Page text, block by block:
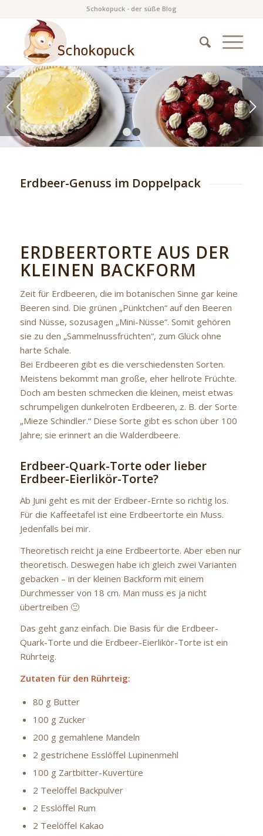
Schokopuck - der süße Blog
Weiter
1 2
Erdbeer-Genuss im Doppelpack
ERDBEERTORTE AUS DER
KLEINEN BACKFORM
Zeit für Erdbeeren, die im botanischen Sinne gar keine
Beeren sind. Die grünen „Pünktchen“ auf den Beeren
sind Nüsse, sozusagen „Mini-Nüsse“. Somit gehören
sie zu den „Sammelnussfrüchten“, zum Glück ohne
harte Schale.
Bei Erdbeeren gibt es die verschiedensten Sorten.
Meistens bekommt man große, eher hellrote Früchte.
Doch am besten schmecken die kleinen, meist etwas
schrumpeligen dunkelroten Erdbeeren, z. B. der Sorte
„Mieze Schindler.“ Diese Sorte gibt es schon über 100
Jahre; sie erinnert an die Walderdbeere.
Erdbeer-Quark-Torte oder lieber
Erdbeer-Eierlikör-Torte?
Ab Juni geht es mit der Erdbeer-Ernte so richtig los.
Für die Kaffeetafel ist eine Erdbeertorte ein Muss.
Jedenfalls bei mir.
Theoretisch reicht ja eine Erdbeertorte. Aber eben nur
theoretisch. Deswegen habe ich gleich zwei Varianten
gebacken – in der kleinen Backform mit einem
Durchmesser von 18 cm. Man muss es ja nicht
übertreiben 🙂
Das geht ganz einfach. Die Basis für die Erdbeer-
Quark-Torte und die Erdbeer-Eierlikör-Torte ist ein
Rührteig.
Zutaten für den Rührteig:
80 g Butter
100 g Zucker
200 g gemahlene Mandeln
2 gestrichene Esslöffel Lupinenmehl
100 g Zartbitter-Kuvertüre
2 Teelöffel Backpulver
2 Esslöffel Rum
2 Teelöffel Kakao